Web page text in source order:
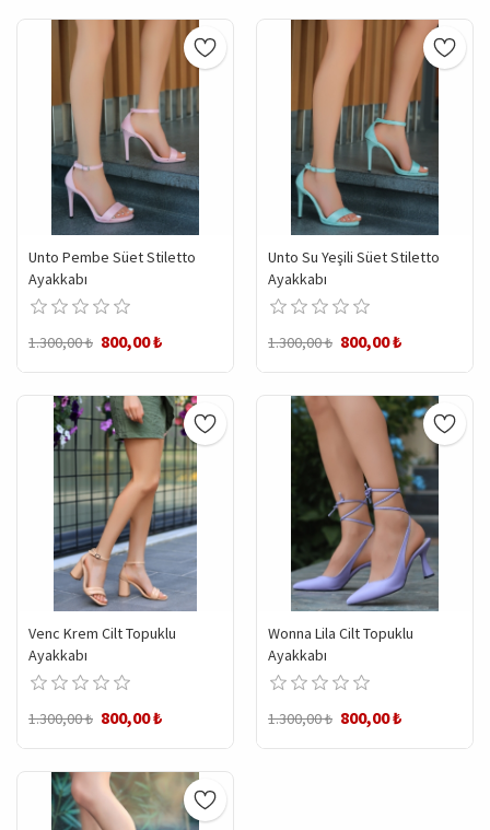
Unto Pembe Süet Stiletto
Ayakkabı
1.300,00 ₺ 800,00 ₺
Unto Su Yeşili Süet Stiletto
Ayakkabı
1.300,00 ₺ 800,00 ₺
Venc Krem Cilt Topuklu
Ayakkabı
1.300,00 ₺ 800,00 ₺
Wonna Lila Cilt Topuklu
Ayakkabı
1.300,00 ₺ 800,00 ₺